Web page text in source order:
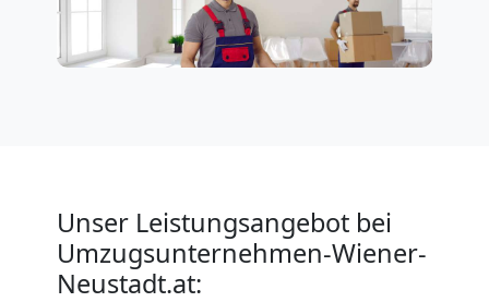
Unser Leistungsangebot bei
Umzugsunternehmen-Wiener-
Neustadt.at:
Beiladung
International